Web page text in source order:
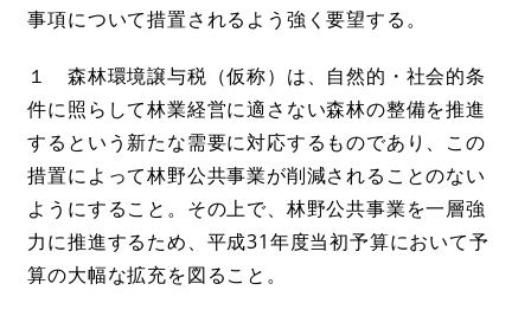
事項について措置されるよう強く要望する。
１ 森林環境譲与税（仮称）は、自然的・社会的条
件に照らして林業経営に適さない森林の整備を推進
するという新たな需要に対応するものであり、この
措置によって林野公共事業が削減されることのない
ようにすること。その上で、林野公共事業を一層強
力に推進するため、平成31年度当初予算において予
算の大幅な拡充を図ること。